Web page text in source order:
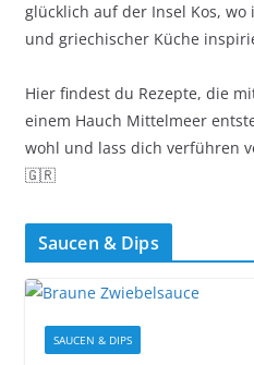
glücklich auf der Insel Kos, wo
und griechischer Küche
Hier findest du Rezepte, die
einem Hauch Mittelmeer
wohl und lass dich verführen
🇬🇷
Saucen & Dips
SAUCEN & DIPS